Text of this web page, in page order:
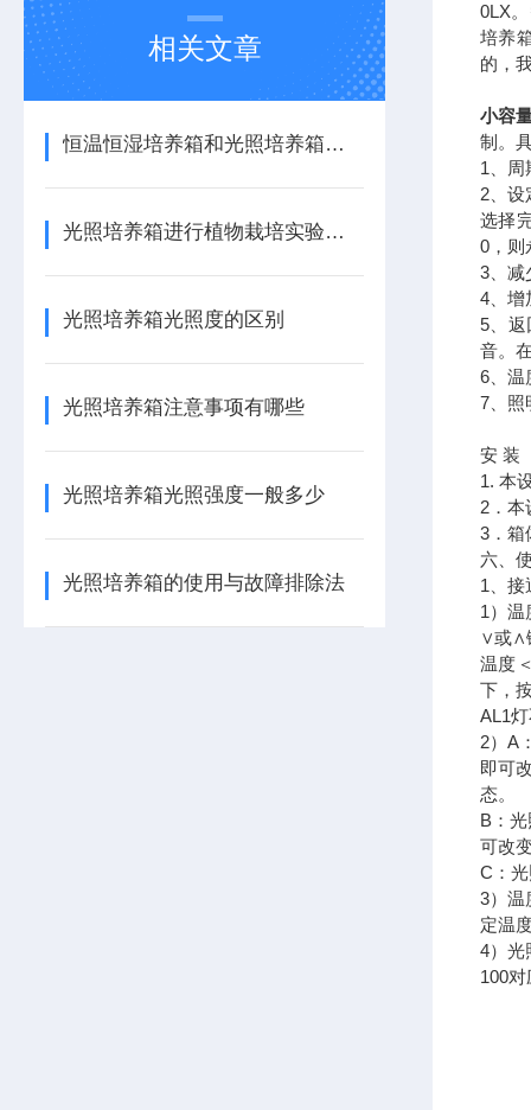
相关文章
恒温恒湿培养箱和光照培养箱的区别
光照培养箱进行植物栽培实验的方法
光照培养箱光照度的区别
光照培养箱注意事项有哪些
光照培养箱光照强度一般多少
光照培养箱的使用与故障排除法
0LX
培养
的，
小容
制。
1、周
2、设
选择
0，则
3、减
4、增
5、返
音。
6、温
7、照
安 装
1. 本
2．本
3．箱
六、
1、接
1）
∨或∧
温度
下，
AL1
2）A
即可
态。
B：
可改
C：
3）温
定温
4）光
100